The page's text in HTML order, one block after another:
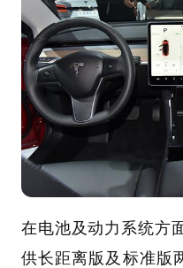
在电池及动力系统方
供长距离版及标准版